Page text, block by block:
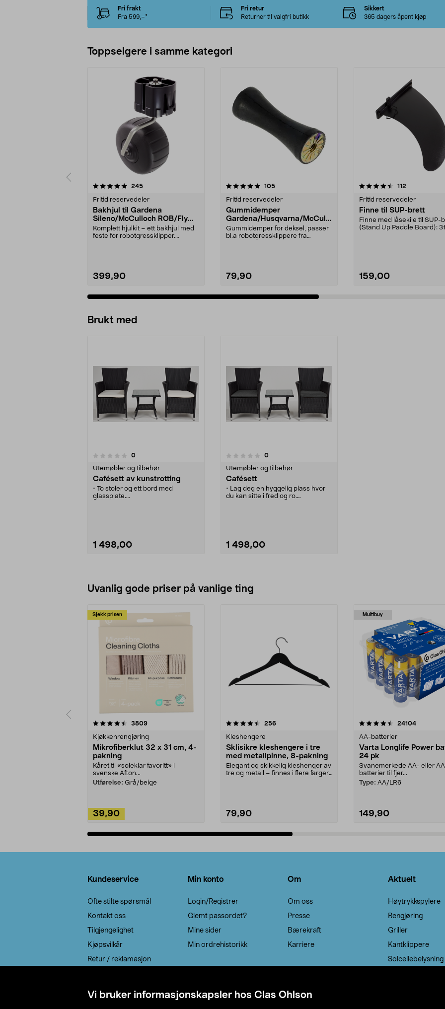
Vi bruker informasjonskapsler hos Clas Ohlson
Fri frakt
Fra 599,–*
Fri retur
Returner til valgfri butikk
Sikkert
365 dagers åpent kjøp
Toppselgere i samme kategori
245anmeldelser
Fritid reservedeler
Bakhjul til Gardena
Sileno/McCulloch ROB/Flymo
Easilife
Komplett hjulkit – ett bakhjul med
feste for robotgressklipper.
399,90
5.0 av 5 stjerner 105anmeldelser
Fritid reservedeler
Gummidemper
Gardena/Husqvarna/McCullo
ch/Flymo
Gummidemper for deksel, passer
bl.a robotgressklippere fra
79,90
4.5 av 5 stjerner 112
Fritid reservedeler
Finne til SUP-brett
Finne med låsekile til SUP-
(Stand Up Paddle Board):
159,00
5.0 av 5 stjerner
Brukt med
0anmeldelser
Utemøbler og tilbehør
Cafésett av kunstrotting
• To stoler og ett bord med
glassplate.
1 498,00
0.0 av 5 stjerner 0anmeldelser
Utemøbler og tilbehør
Cafésett
• Lag deg en hyggelig plass hvor
du kan sitte i fred og ro.
inne og ute.
• To fine stoler med mørke grå
1 498,00
Uvanlig gode priser på vanlige ting
Sjekk prisen
3809anmeldelser
Kjøkkenrengjøring
Mikrofiberklut 32 x 31 cm, 4-
pakning
Kåret til «soleklar favoritt» i
svenske Afton...
Utførelse: Grå/beige
39,90
4.5av 5 stjerner 256anmeldelser
Kleshengere
Sklisikre kleshengere i tre
med metallpinne, 8-pakning
Elegant og skikkelig kleshenger av
tre og metall – finnes i flere farger.
79,90
Multibuy
4.5av 5 stjerner 24104
AA-batterier
Varta Longlife Power
24 pk
Svanemerkede AA- eller
batterier til fjer...
Type: AA/LR6
149,90
4.5av 5 stjerner
Kundeservice
Ofte stilte spørsmål
Kontakt oss
Tilgjengelighet
Kjøpsvilkår
Retur / reklamasjon
Min konto
Login/Registrer
Glemt passordet?
Mine sider
Min ordrehistorikk
Om
Om oss
Presse
Bærekraft
Karriere
Aktuelt
Høytrykkspylere
Rengjøring
Griller
Kantklippere
Solcellebelysning